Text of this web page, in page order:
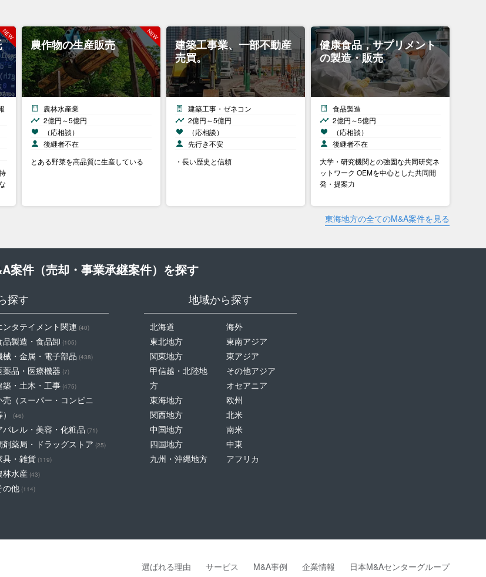
農作物の生産販売
農林水産業
2億円～5億円
（応相談）
後継者不在
とある野菜を高品質に生産している
建築工事業、一部不動産
売買。
建築工事・ゼネコン
2億円～5億円
（応相談）
先行き不安
・長い歴史と信頼
健康食品，サプリメント
の製造・販売
食品製造
2億円～5億円
（応相談）
後継者不在
大学・研究機関との強固な共同研究ネ
ットワーク OEMを中心とした共同開
発・提案力
東海地方の全てのM&A案件を見る
案件（売却・事業承継案件）を探す
探す
ンタテイメント関連 (40)
品製造・食品卸 (105)
械・金属・電子部品 (438)
薬品・医療機器 (7)
築・土木・工事 (475)
売（スーパー・コンビニ
(46)
パレル・美容・化粧品 (71)
剤薬局・ドラッグストア (25)
具・雑貨 (119)
林水産 (43)
の他 (114)
地域から探す
北海道
東北地方
関東地方
甲信越・北陸地
方
東海地方
関西地方
中国地方
四国地方
九州・沖縄地方
海外
東南アジア
東アジア
その他アジア
オセアニア
欧州
北米
南米
中東
アフリカ
選ばれる理由 サービス M&A事例 企業情報 日本M&Aセンターグループ